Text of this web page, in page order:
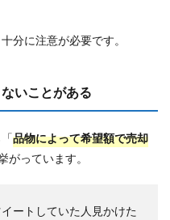
分に注意が必要です。
いことがある
品物によって希望額で売却
がっています。
ートしていた人見かけた